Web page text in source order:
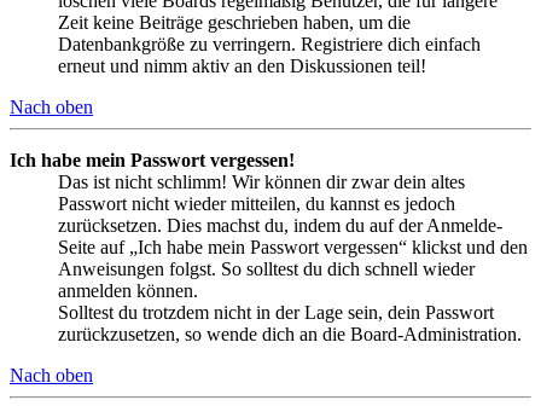
Zeit keine Beiträge geschrieben haben, um die
Datenbankgröße zu verringern. Registriere dich einfach
erneut und nimm aktiv an den Diskussionen teil!
Nach oben
Ich habe mein Passwort vergessen!
Das ist nicht schlimm! Wir können dir zwar dein altes
Passwort nicht wieder mitteilen, du kannst es jedoch
zurücksetzen. Dies machst du, indem du auf der Anmelde-
Seite auf „Ich habe mein Passwort vergessen“ klickst und den
Anweisungen folgst. So solltest du dich schnell wieder
anmelden können.
Solltest du trotzdem nicht in der Lage sein, dein Passwort
zurückzusetzen, so wende dich an die Board-Administration.
Nach oben